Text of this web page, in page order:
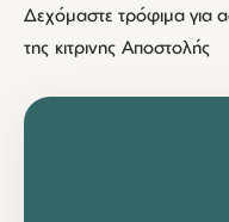
Δεχόμαστε τρόφιμα για
της κιτρινης Αποστολής